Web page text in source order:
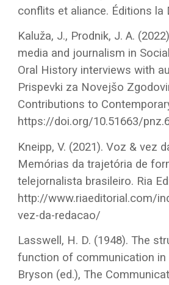
conflits et aliance. Éditions la
Kaluža, J., Prodnik, J. A.
media and journalism in
Oral History interviews with
Prispevki za Novejšo
Contributions to
https://doi.org/10.51663/
Kneipp, V. (2021). Voz & vez
Memórias da trajetória de
telejornalista brasileiro. Ria
http://www.riaeditorial.com/
vez-da-redacao/
Lasswell, H. D. (1948). The
function of communication in
Bryson (ed.), The